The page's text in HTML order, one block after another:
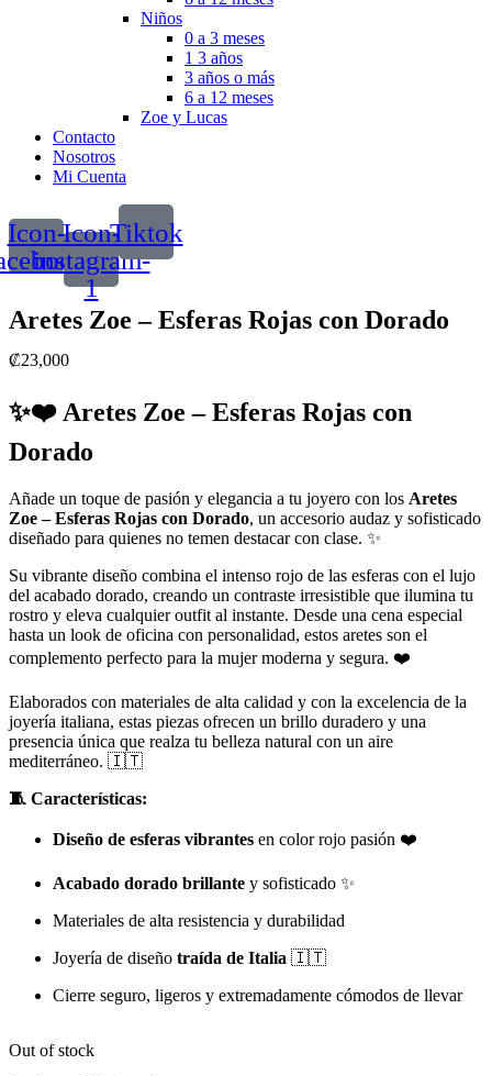
Niños
0 a 3 meses
1 3 años
3 años o más
6 a 12 meses
Zoe y Lucas
Contacto
Nosotros
Mi Cuenta
Icon-Icon-
instagram-
1
Tiktok
Aretes Zoe – Esferas Rojas con Dorado
₡23,000
✨❤️ Aretes Zoe – Esferas Rojas con
Dorado
Añade un toque de pasión y elegancia a tu joyero con los Aretes
Zoe – Esferas Rojas con Dorado, un accesorio audaz y sofisticado
diseñado para quienes no temen destacar con clase. ✨
Su vibrante diseño combina el intenso rojo de las esferas con el lujo
del acabado dorado, creando un contraste irresistible que ilumina tu
rostro y eleva cualquier outfit al instante. Desde una cena especial
hasta un look de oficina con personalidad, estos aretes son el
complemento perfecto para la mujer moderna y segura. ❤️
Elaborados con materiales de alta calidad y con la excelencia de la
joyería italiana, estas piezas ofrecen un brillo duradero y una
presencia única que realza tu belleza natural con un aire
mediterráneo. 🇮🇹
🧵 Características:
Diseño de esferas vibrantes en color rojo pasión ❤️
Acabado dorado brillante y sofisticado ✨
Materiales de alta resistencia y durabilidad
Joyería de diseño traída de Italia 🇮🇹
Cierre seguro, ligeros y extremadamente cómodos de llevar
Out of stock